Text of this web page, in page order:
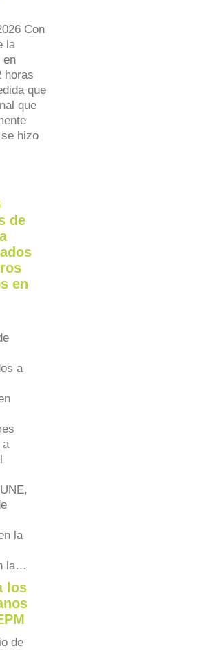
Con
la
en
horas
que
que
hizo
de
en
a
a
la
la…
los
de